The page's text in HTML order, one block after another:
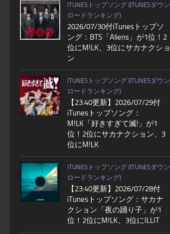
ITUNESトップソング (ITUNESダウン
ロードランキング)
2026/07/30付iTunesトップソ
ング：BTS「Aliens」が1位！2
位にM!LK、3位にサカナクショ
ン
ITUNESトップソング (ITUNESダウン
ロードランキング)
【23:40更新】2026/07/29付
iTunesトップソング：
M!LK「好きすぎて滅!」が1
位！2位にサカナクション、3
位にM!LK
ITUNESトップソング (ITUNESダウン
ロードランキング)
【23:40更新】2026/07/28付
iTunesトップソング：サカナ
クション「夜の踊り子」が1
位！2位にM!LK、3位にILLIT